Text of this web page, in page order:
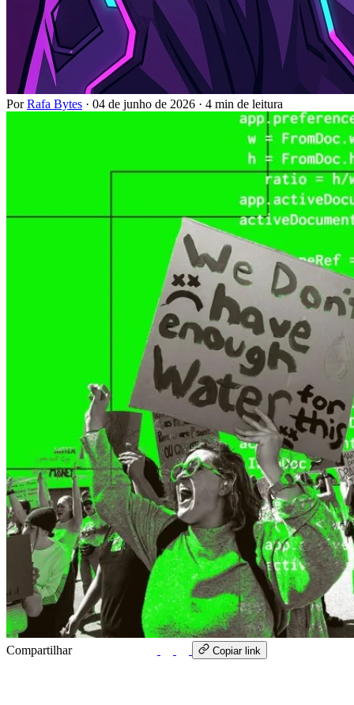
PorRafa Bytes · 04 de junho de 2026 · 4 min de leitura
Compartilhar Copiar link